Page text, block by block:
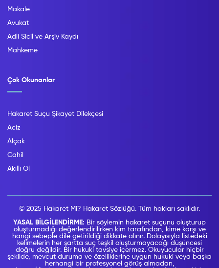
Makale
Avukat
Adli Sicil ve Arşiv Kaydı
Mahkeme
Çok Okunanlar
Hakaret Suçu Şikayet Dilekçesi
Aciz
Alçak
Cahil
Akıllı Ol
© 2025 Hakaret Mi? Hakaret Sözlüğü. Tüm hakları saklıdır.
YASAL BİLGİLENDİRME: Bir söylemin hakaret suçunu oluşturup
oluşturmadığı değerlendirilirken kim tarafından, kime karşı ve
hangi sebeple dile getirildiği dikkate alınır. Dolayısıyla listedeki
kelimelerin her şartta suç teşkil oluşturmayacağı düşüncesi
doğru değildir. Bir hukuki tavsiye içermez. Okuyucular hiçbir
şekilde, mevcut duruma ve özelliklerine uygun hukuki veya başka
herhangi bir profesyonel görüş almadan,